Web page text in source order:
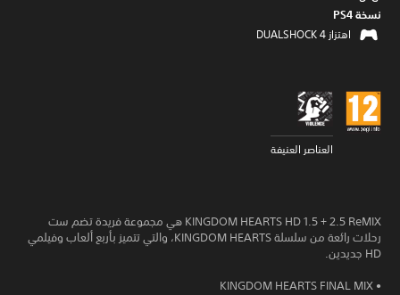
نسخة PS4‏
اهتزاز DUALSHOCK 4‏
العناصر العنيفة
KINGDOM HEARTS HD 1.5 + 2.5 ReMIX هي مجموعة فريدة تضم ست
رحلات رائعة من سلسلة KINGDOM HEARTS، والتي تتميز بأربع ألعاب وفيلمي
HD جديدين.
• KINGDOM HEARTS FINAL MIX